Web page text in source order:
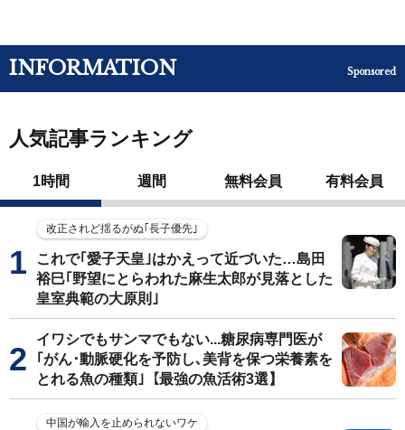
INFORMATION Sponsored
人気記事ランキング
1時間 週間 無料会員 有料会員
改正されど揺るがぬ｢長子優先｣
これで｢愛子天皇｣はかえって近づいた…島田
裕巳｢野望にとらわれた麻生太郎が見落とした
皇室典範の大原則｣
イワシでもサンマでもない...糖尿病専門医が
｢がん･動脈硬化を予防し､美背を保つ栄養素を
とれる魚の種類｣【最強の魚活術3選】
中国が輸入を止められないワケ